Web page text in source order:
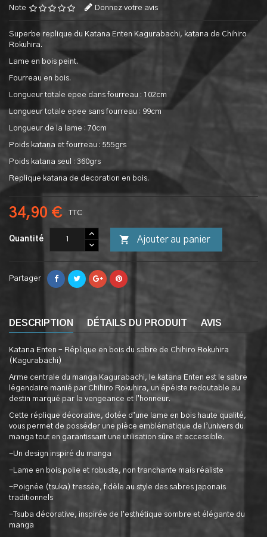
Note Donnez votre avis
Superbe replique du Katana Enten Kagurabachi, katana de Chihiro
Rokuhira.
Lame en bois peint.
Fourreau en bois.
Longueur totale epee dans fourreau : 102cm
Longueur totale epee sans fourreau : 99cm
Longueur de la lame : 70cm
Poids katana et fourreau : 555grs
Poids katana seul : 360grs
Replique katana de decoration en bois.
34,90 € TTC
Quantité  Ajouter au panier
Partager
DESCRIPTION DÉTAILS DU PRODUIT AVIS
Katana Enten – Réplique en bois du sabre de Chihiro Rokuhira
(Kagurabachi)
Arme centrale du manga Kagurabachi, le katana Enten est le sabre
légendaire manié par Chihiro Rokuhira, un épéiste redoutable au
destin marqué par la vengeance et l’honneur.
Cette réplique décorative, dotée d’une lame en bois haute qualité,
vous permet de posséder une pièce emblématique de l’univers du
manga tout en garantissant une utilisation sûre et accessible.
-Un design inspiré du manga
-Lame en bois polie et robuste, non tranchante mais réaliste
-Poignée (tsuka) tressée, fidèle au style des sabres japonais
traditionnels
-Tsuba décorative, inspirée de l’esthétique sombre et élégante du
manga